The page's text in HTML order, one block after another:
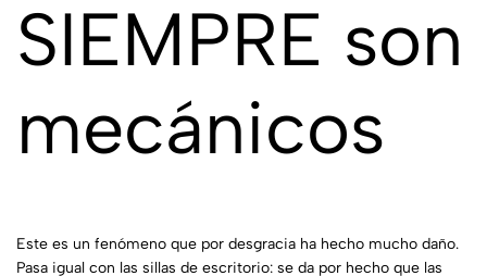
SIEMPRE son
mecánicos
Este es un fenómeno que por desgracia ha hecho mucho daño.
Pasa igual con las sillas de escritorio: se da por hecho que las